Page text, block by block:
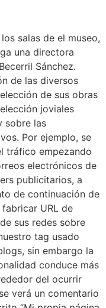
salas de el museo,
una directora
Sánchez.
de las diversos
de sus obras
joviales
sobre las
Por ejemplo, se
tráfico empezando
electrónicos de
publicitarios, a
de continuación de
URL de
sus redes sobre
tag usado
sin embargo la
conduce más
del ocurrir
verá un comentario